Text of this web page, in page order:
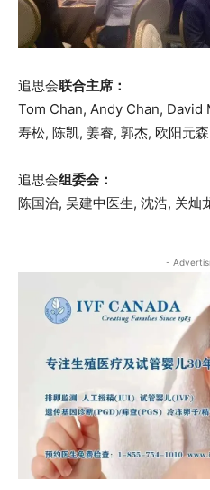
追思会联合主席：
Tom Chan, Andy Chan, David
寿松, 陈凯, 姜睿, 郭杰, 欧阳元
追思会组委会：
陈国治, 吴建中医生, 沈浩, 关灿
-